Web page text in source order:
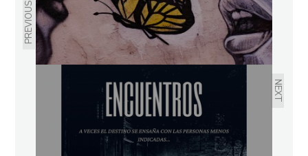
PREVIOUS
NEXT